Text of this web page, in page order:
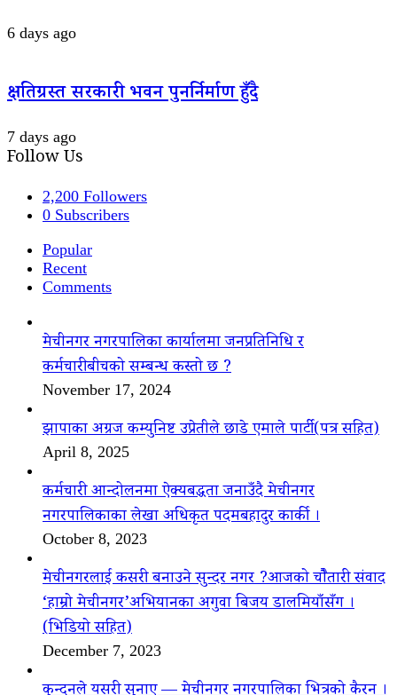
6 days ago
क्षतिग्रस्त सरकारी भवन पुनर्निर्माण हुँदै
7 days ago
Follow Us
2,200 Followers
0 Subscribers
Popular
Recent
Comments
मेचीनगर नगरपालिका कार्यालमा जनप्रतिनिधि र
कर्मचारीबीचको सम्बन्ध कस्तो छ ?
November 17, 2024
झापाका अग्रज कम्युनिष्ट उप्रेतीले छाडे एमाले पार्टी(पत्र सहित)
April 8, 2025
कर्मचारी आन्दोलनमा ऐक्यबद्धता जनाउँदै मेचीनगर
नगरपालिकाका लेखा अधिकृत पदमबहादुर कार्की ।
October 8, 2023
मेचीनगरलाई कसरी बनाउने सुन्दर नगर ?आजको चौैतारी संवाद
‘हाम्रो मेचीनगर’अभियानका अगुवा बिजय डालमियाँसँग ।
(भिडियो सहित)
December 7, 2023